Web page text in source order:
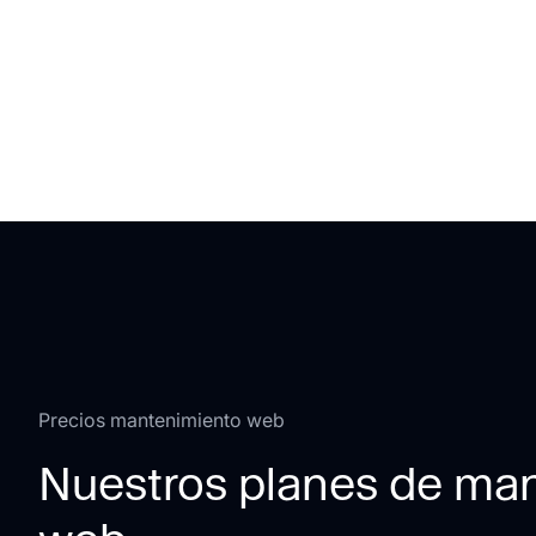
Precios mantenimiento web
Nuestros planes de